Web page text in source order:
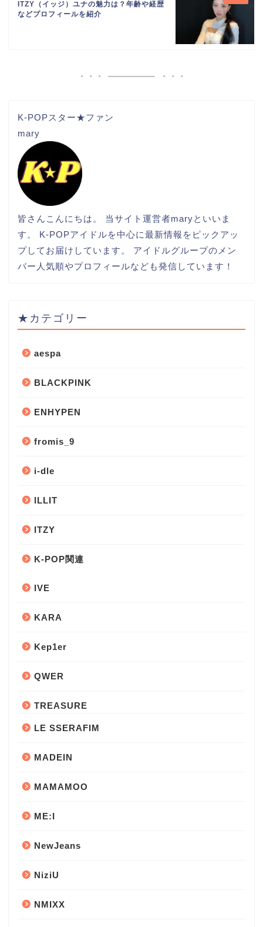
ITZY（イッジ）ユナの魅力は？年齢や経歴
などプロフィールを紹介
K-POPスター★ファン
mary
皆さんこんにちは。 当サイト運営者maryといいま
す。 K-POPアイドルを中心に最新情報をピックアッ
プしてお届けしています。 アイドルグループのメン
バー人気順やプロフィールなども発信しています！
★カテゴリー
aespa
BLACKPINK
ENHYPEN
fromis_9
i-dle
ILLIT
ITZY
K-POP関連
IVE
KARA
Kep1er
QWER
TREASURE
LE SSERAFIM
MADEIN
MAMAMOO
ME:I
NewJeans
NiziU
NMIXX